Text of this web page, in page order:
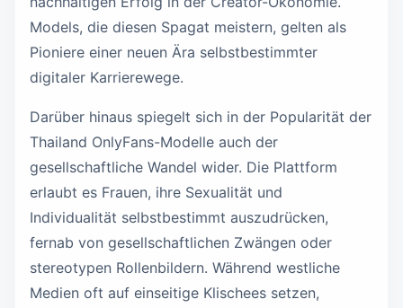
Models, die diesen Spagat meistern, gelten als
Pioniere einer neuen Ära selbstbestimmter
digitaler Karrierewege.
Darüber hinaus spiegelt sich in der Popularität der
Thailand OnlyFans-Modelle auch der
gesellschaftliche Wandel wider. Die Plattform
erlaubt es Frauen, ihre Sexualität und
Individualität selbstbestimmt auszudrücken,
fernab von gesellschaftlichen Zwängen oder
stereotypen Rollenbildern. Während westliche
Medien oft auf einseitige Klischees setzen,